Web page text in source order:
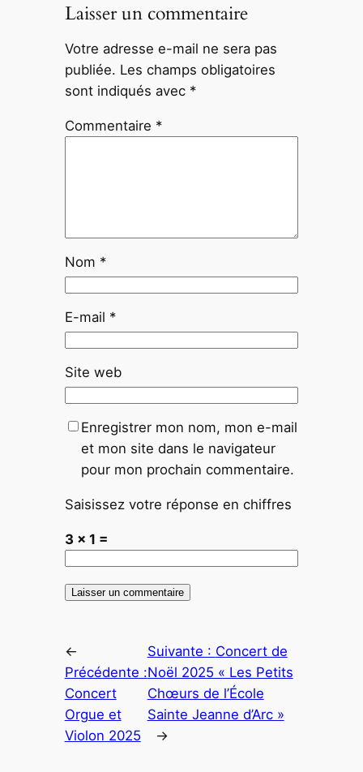
Laisser un commentaire
Votre adresse e-mail ne sera pas
publiée. Les champs obligatoires
sont indiqués avec *
Commentaire *
Nom *
E-mail *
Site web
Enregistrer mon nom, mon e-mail
et mon site dans le navigateur
pour mon prochain commentaire.
Saisissez votre réponse en chiffres
3 × 1 =
←
Précédente :
Concert
Orgue et
Violon 2025
Suivante : Concert de
Noël 2025 « Les Petits
Chœurs de l’École
Sainte Jeanne d’Arc »
→